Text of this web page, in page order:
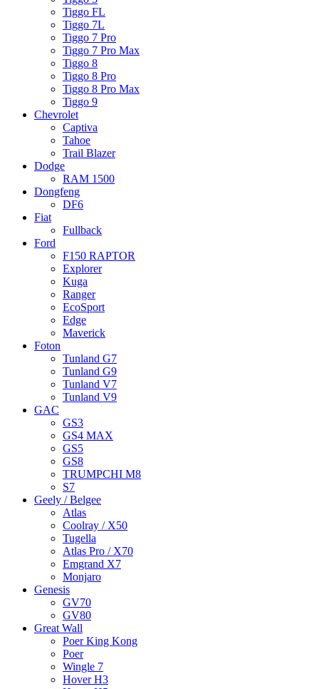
Tiggo FL
Tiggo 7L
Tiggo 7 Pro
Tiggo 7 Pro Max
Tiggo 8
Tiggo 8 Pro
Tiggo 8 Pro Max
Tiggo 9
Chevrolet
Captiva
Tahoe
Trail Blazer
Dodge
RAM 1500
Dongfeng
DF6
Fiat
Fullback
Ford
F150 RAPTOR
Explorer
Kuga
Ranger
EcoSport
Edge
Maverick
Foton
Tunland G7
Tunland G9
Tunland V7
Tunland V9
GAC
GS3
GS4 MAX
GS5
GS8
TRUMPCHI M8
S7
Geely / Belgee
Atlas
Coolray / X50
Tugella
Atlas Pro / X70
Emgrand X7
Monjaro
Genesis
GV70
GV80
Great Wall
Poer King Kong
Poer
Wingle 7
Hover H3